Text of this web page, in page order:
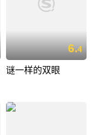
6.4
谜一样的双眼